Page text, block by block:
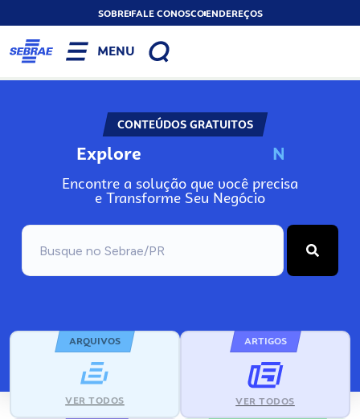
SOBREFALE CONOSCOENDEREÇOS
MENU
CONTEÚDOS GRATUITOS
Explore N
Encontre a solução que você precisa
e Transforme Seu Negócio
ARQUIVOS
VER TODOS
ARTIGOS
VER TODOS